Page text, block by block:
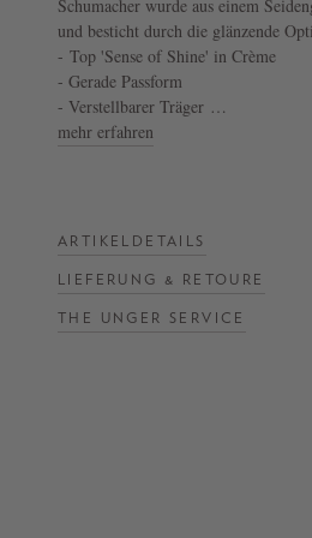
NOW
LIVE:
UNGER
COLLECTION
Schumacher wurde aus einem
und besticht durch die glänzende
Spaghettiträger und der tiefe V-
dieses moderne Modell aus.
- Top 'Sense of Shine' in Crème
- Gerade Passform
- Verstellbarer Träger
- Glänzendes Finish
mehr erfahren
ARTIKELDETAILS
LIEFERUNG & RETOURE
THE UNGER SERVICE